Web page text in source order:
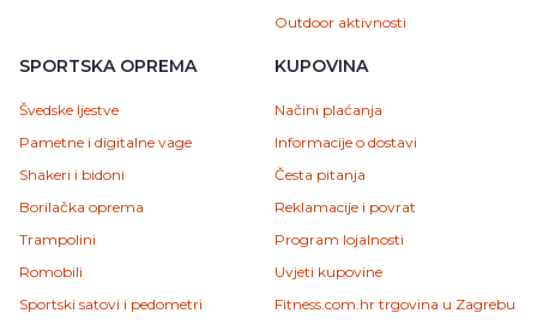
Outdoor aktivnosti
SPORTSKA OPREMA
Švedske ljestve
Pametne i digitalne vage
Shakeri i bidoni
Borilačka oprema
Trampolini
Romobili
Sportski satovi i pedometri
KUPOVINA
Načini plaćanja
Informacije o dostavi
Česta pitanja
Reklamacije i povrat
Program lojalnosti
Uvjeti kupovine
Fitness.com.hr trgovina u Zagrebu